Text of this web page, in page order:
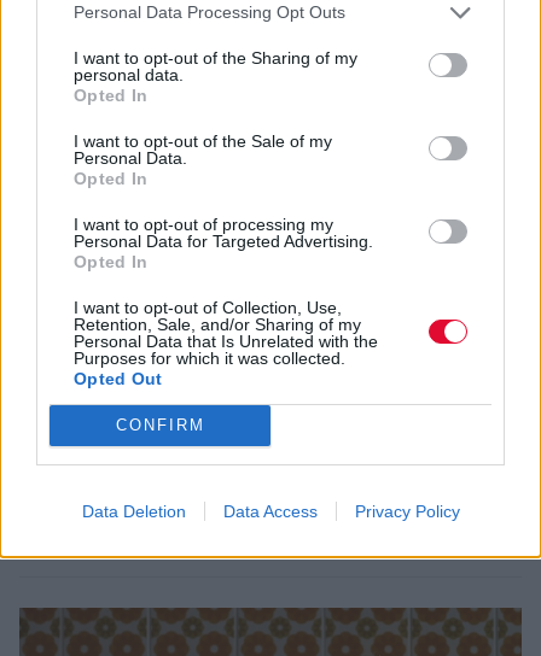
Personal Data Processing Opt Outs
I want to opt-out of the Sharing of my
personal data.
Opted In
I want to opt-out of the Sale of my
Personal Data.
Opted In
I want to opt-out of processing my
Personal Data for Targeted Advertising.
Opted In
I want to opt-out of Collection, Use,
Retention, Sale, and/or Sharing of my
Personal Data that Is Unrelated with the
Purposes for which it was collected.
Opted Out
CONFIRM
Data Deletion Data Access Privacy Policy
Νέα Σειρά «YEARS AND YEARS» με την Emma
Thompson
Στο Nova On Demand!
ΔΕΛΤΊΟ ΤΎΠΟΥ